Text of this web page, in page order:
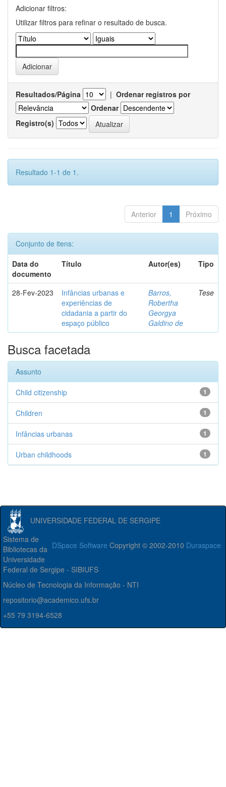
Adicionar filtros:
Utilizar filtros para refinar o resultado de busca.
Resultados/Página | Ordenar registros por
Ordenar
Registro(s)
Resultado 1-1 de 1.
Anterior 1 Próximo
Conjunto de itens:
Data do
documento
Título Autor(es) Tipo
28-Fev-2023
Infâncias urbanas e
experiências de
cidadania a partir do
espaço público
Barros,
Robertha
Georgya
Galdino de
Tese
Busca facetada
Assunto
1
Child citizenship
1
Children
1
Infâncias urbanas
1
Urban childhoods
UNIVERSIDADE FEDERAL DE SERGIPE
DSpace Software Copyright © 2002-2010 Duraspace
Sistema de
Bibliotecas da
Universidade
Federal de Sergipe - SIBIUFS
Núcleo de Tecnologia da Informação - NTI
repositorio@academico.ufs.br
+55 79 3194-6528